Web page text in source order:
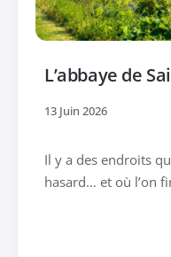
L’abbaye de
13 Juin 2026
Il y a des endroits
hasard… et où l’on